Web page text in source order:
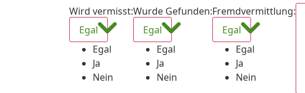
Wird vermisst:
Egal
Egal
Ja
Nein
Wurde Gefunden:
Egal
Egal
Ja
Nein
Fremdvermittlung:
Egal
Egal
Ja
Nein